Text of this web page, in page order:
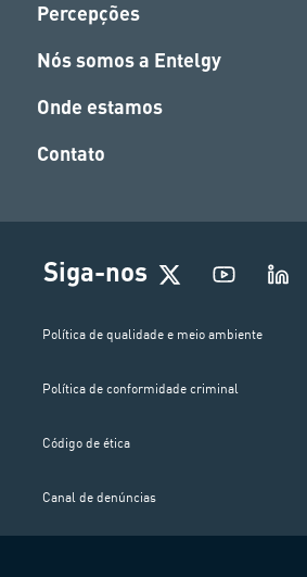
Percepções
Nós somos a Entelgy
Onde estamos
Contato
Siga-nos
Política de qualidade e meio ambiente
Política de conformidade criminal
Código de ética
Canal de denúncias